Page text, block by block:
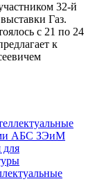
32-й
Газ.
с 21 по 24
к